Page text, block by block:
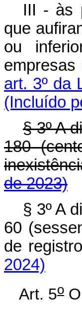
III - às
que
ou
art. 3º da
(Incluído
§ 3º A
180
de 2023)
§ 3º A
60
de
2024)
Art. 5o